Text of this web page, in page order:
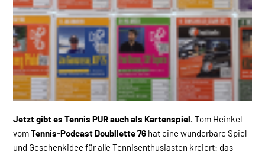
Jetzt gibt es Tennis PUR auch als Kartenspiel. Tom Heinkel
vomTennis-Podcast Doubllette 76 hat eine wunderbare Spiel-
und Geschenkidee für alle Tennisenthusiasten kreiert: das